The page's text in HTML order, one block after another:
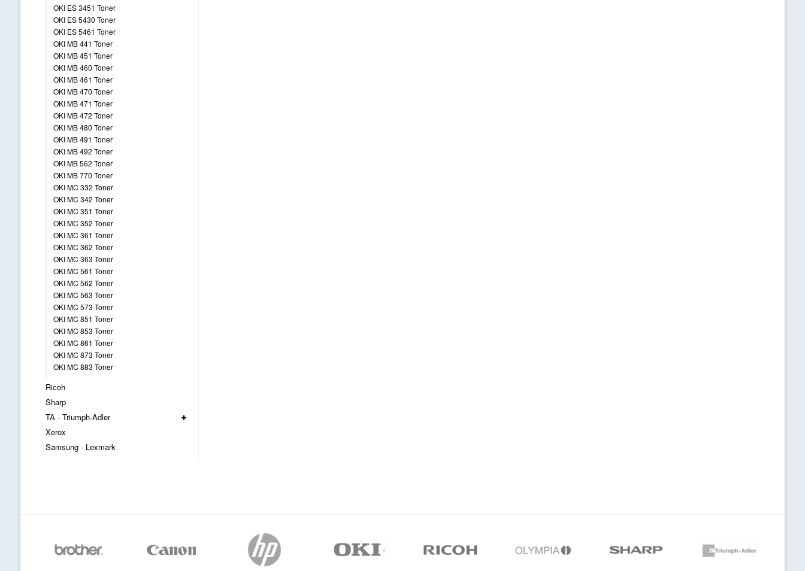
OKI ES 3451 Toner
OKI ES 5430 Toner
OKI ES 5461 Toner
OKI MB 441 Toner
OKI MB 451 Toner
OKI MB 460 Toner
OKI MB 461 Toner
OKI MB 470 Toner
OKI MB 471 Toner
OKI MB 472 Toner
OKI MB 480 Toner
OKI MB 491 Toner
OKI MB 492 Toner
OKI MB 562 Toner
OKI MB 770 Toner
OKI MC 332 Toner
OKI MC 342 Toner
OKI MC 351 Toner
OKI MC 352 Toner
OKI MC 361 Toner
OKI MC 362 Toner
OKI MC 363 Toner
OKI MC 561 Toner
OKI MC 562 Toner
OKI MC 563 Toner
OKI MC 573 Toner
OKI MC 851 Toner
OKI MC 853 Toner
OKI MC 861 Toner
OKI MC 873 Toner
OKI MC 883 Toner
Ricoh
Sharp
TA - Triumph-Adler
Xerox
Samsung - Lexmark